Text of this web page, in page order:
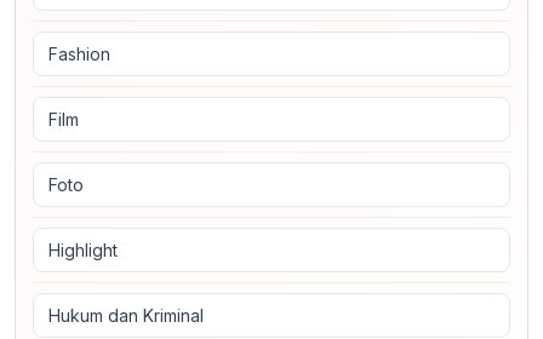
Fashion
Film
Foto
Highlight
Hukum dan Kriminal